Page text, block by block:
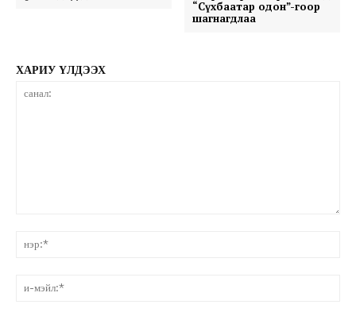
“Сүхбаатар одон”-гоор
шагнагдлаа
ХАРИУ ҮЛДЭЭХ